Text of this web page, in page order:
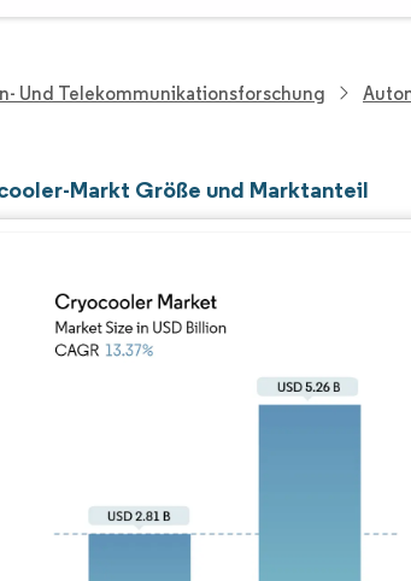
Und Telekommunikationsforschung
Markt Größe und Marktanteil
Bild © Mordor Intelligence.